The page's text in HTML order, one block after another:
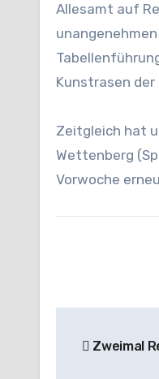
Allesamt auf Reisen gehen die drei RSV-Teams am kommenden Sonntag. Während die RSV-Dritte beim
Kunstrasen der
Zeitgleich hat
Wettenberg
Vorwoche
Zweimal